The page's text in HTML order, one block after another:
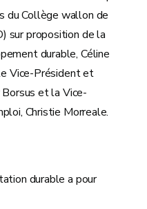
du Collège wallon de
sur proposition de la
durable, Céline
Vice-Président et
et la Vice-
Christie Morreale.
durable a pour